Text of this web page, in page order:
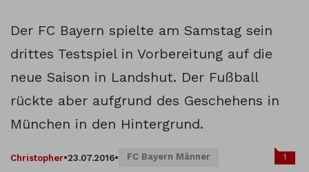
Der FC Bayern spielte am Samstag sein
drittes Testspiel in Vorbereitung auf die
neue Saison in Landshut. Der Fußball
rückte aber aufgrund des Geschehens in
München in den Hintergrund.
Christopher•23.07.2016• FC Bayern Männer 1